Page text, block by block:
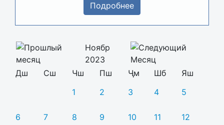
Подробнее
Ноябр
2023
Дш
Сш Чш Пш Ҷм Шб
Яш
1
2 3 4 5
6 7 8 9 10 11 12